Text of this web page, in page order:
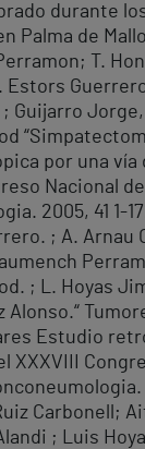
durante
Palma de
T.
Estors
Guijarro Jorge,
por una vía
Nacional
2005, 41 1-
; A. Arnau
; L. Hoyas
Alonso.“
Estudio
XXXVIII
Carbonell;
; Luis